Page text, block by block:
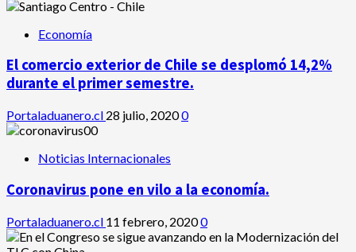
Economía
El comercio exterior de Chile se desplomó 14,2%
durante el primer semestre.
Portaladuanero.cl 28 julio, 20200
Noticias Internacionales
Coronavirus pone en vilo a la economía.
Portaladuanero.cl 11 febrero, 20200